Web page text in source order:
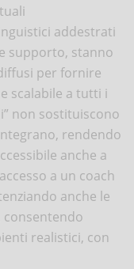
addestrati
supporto, stanno
per fornire
scalabile a tutti i
non sostituiscono
rendendo
anche a
a un coach
anche le
consentendo
realistici, con